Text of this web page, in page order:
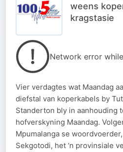
weens
kragstasie
Network error
Vier verdagtes wat Maandag
diefstal van koperkabels by
Standerton bly in aanhouding
hofverskyning Maandag.
Mpumalanga se
Sekgotodi, het ‘n provinsiale